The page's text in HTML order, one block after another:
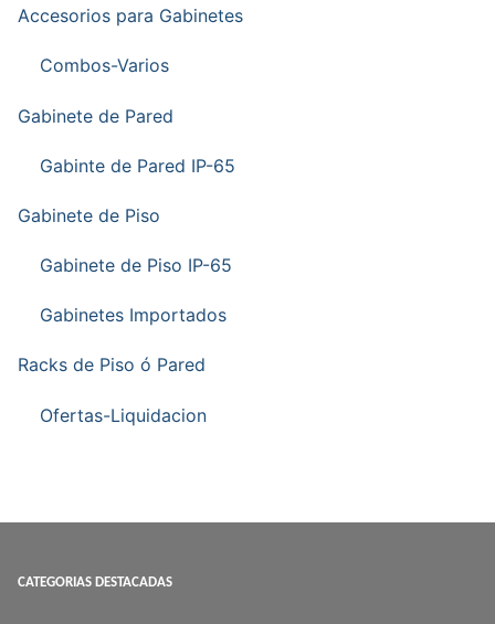
Accesorios para Gabinetes
Combos-Varios
Gabinete de Pared
Gabinte de Pared IP-65
Gabinete de Piso
Gabinete de Piso IP-65
Gabinetes Importados
Racks de Piso ó Pared
Ofertas-Liquidacion
CATEGORIAS DESTACADAS